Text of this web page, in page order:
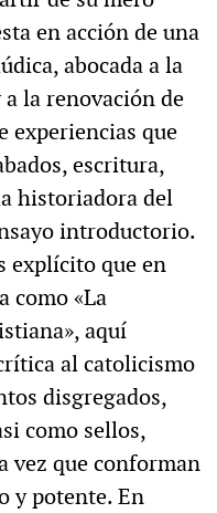
en acción de una
abocada a la
la renovación de
experiencias que
escritura,
historiadora del
introductorio.
explícito que en
como «La
aquí
al catolicismo
disgregados,
como sellos,
vez que conforman
y potente. En